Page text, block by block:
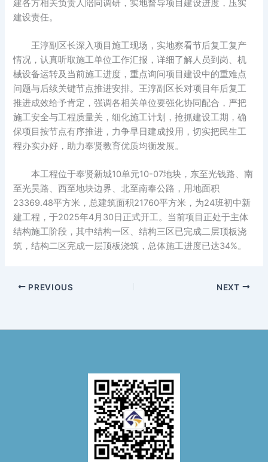
建各方相关负责人陪同调研，实地督导项目建设进度，压实
建设责任。
王淳副区长深入项目施工现场，实地察看节后复工复产
情况，认真听取施工单位工作汇报，详细了解人员到岗、机
械设备运转及当前施工进度，重点询问项目建设中的重难点
问题与后续关键节点推进安排。王淳副区长对项目年后复工
推进成效给予肯定，强调各相关单位要强化协同配合，严把
施工安全与工程质量关，细化施工计划，抢抓建设工期，确
保项目按节点有序推进，力争早日建成投用，切实把民生工
程办实办好，助力奉贤教育优质均衡发展。
本工程位于奉贤新城10单元10-07地块，东至光钱路、南
至光昊路、西至地块边界、北至南奉公路，用地面积
23369.48平方米，总建筑面积21760平方米，为24班初中新
建工程，于2025年4月30日正式开工。当前项目正处于主体
结构施工阶段，其中结构一区、结构三区已完成二层顶板浇
筑，结构二区完成一层顶板浇筑，总体施工进度已达34%。
PREVIOUS NEXT